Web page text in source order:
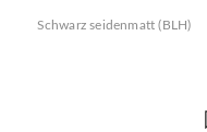
Schwarz seidenmatt (BLH)